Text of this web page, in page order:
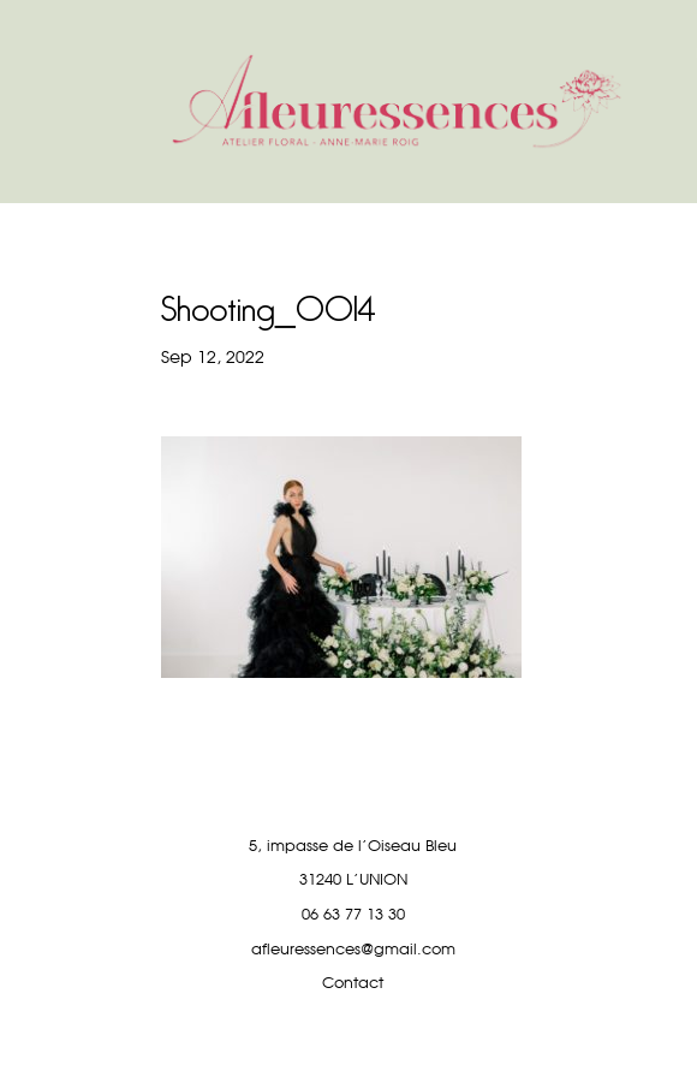
Shooting_0014
Sep 12, 2022
5, impasse de l'Oiseau Bleu
31240 L'UNION
06 63 77 13 30
afleuressences@gmail.com
Contact